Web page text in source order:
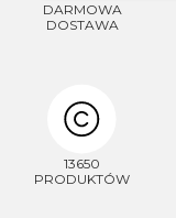
DARMOWA
DOSTAWA
13650
PRODUKTÓW